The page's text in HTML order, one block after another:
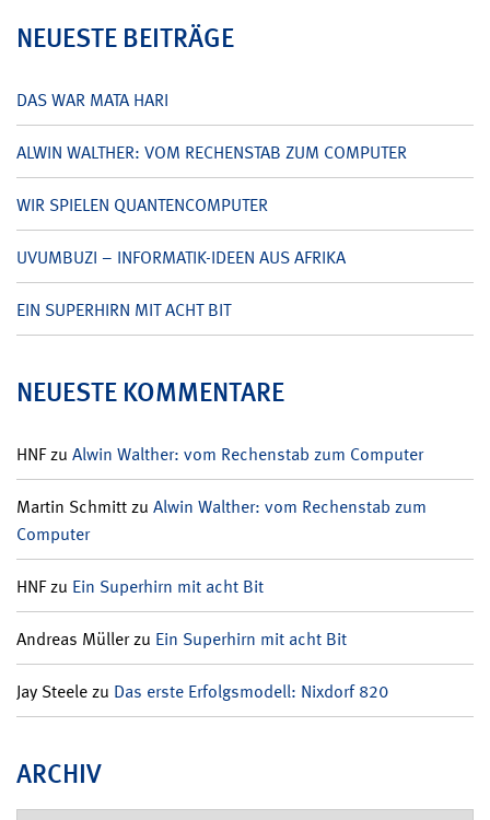
NEUESTE BEITRÄGE
DAS WAR MATA HARI
ALWIN WALTHER: VOM RECHENSTAB ZUM COMPUTER
WIR SPIELEN QUANTENCOMPUTER
UVUMBUZI – INFORMATIK-IDEEN AUS AFRIKA
EIN SUPERHIRN MIT ACHT BIT
NEUESTE KOMMENTARE
HNFzu Alwin Walther: vom Rechenstab zum Computer
Martin Schmittzu Alwin Walther: vom Rechenstab zum
Computer
HNFzu Ein Superhirn mit acht Bit
Andreas Müllerzu Ein Superhirn mit acht Bit
Jay Steelezu Das erste Erfolgsmodell: Nixdorf 820
ARCHIV